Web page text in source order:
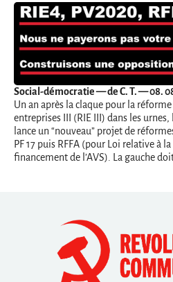
Social-démocratie— de C. T. — 08.
Un an après la claque pour la
entreprises III (RIE III) dans les
lance un “nouveau” projet de
PF 17 puis RFFA (pour Loi relative à
financement de l’AVS). La gauche